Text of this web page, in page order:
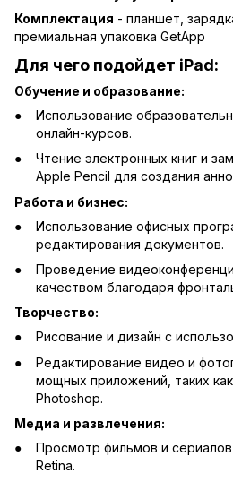
Комплектация - планшет,
премиальная упаковка GetApp
Для чего подойдет iPad:
Обучение и образование:
Использование
онлайн-курсов.
Чтение электронных книг и
Apple Pencil для создания
Работа и бизнес:
Использование офисных
редактирования документов.
Проведение
качеством благодаря
Творчество:
Рисование и дизайн с
Редактирование видео и
мощных приложений, таких
Photoshop.
Медиа и развлечения:
Просмотр фильмов и
Retina.